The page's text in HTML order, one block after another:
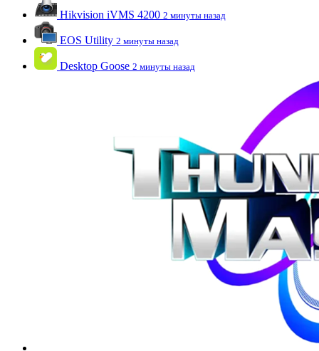
Hikvision iVMS 4200 2 минуты назад
EOS Utility 2 минуты назад
Desktop Goose 2 минуты назад